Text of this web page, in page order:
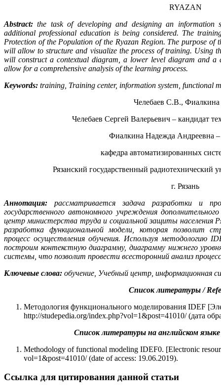
RYAZAN
Abstract: the task of developing and designing an information
additional professional education is being considered. The
Protection of the Population of the Ryazan Region. The purpose
will allow to structure and visualize the process of training. Using
will construct a contextual diagram, a lower level diagram and
allow for a comprehensive analysis of the learning process.
Keywords: training, Training center, information system, functional
Челебаев С.В.,
Челебаев Сергей Валерьевич – кандидат
Фиалкина Надежда Андреевна –
кафедра автоматизированных
Рязанский государственный
г. Рязань
Аннотация: рассматривается задача разработки и
государственного автономного учреждения
центр министерства труда и социальной защиты населения
разработка функциональной модели, которая позволит
процесс осуществления обучения. Используя методологию
построим контекстную диаграмму, диаграмму нижнего
системы, что позволит провести всесторонний анализ
Ключевые слова: обучение, Учебный центр, информационная
Список литературы /
Методология функционального моделирования IDEF
http://studepedia.org/index.php?vol=1&post=41010/ (дата
Список литературы на английском
Methodology of functional modeling IDEF0. [Electronic
vol=1&post=41010/ (date of access: 19.06.2019).
Ссылка для цитирования данной статьи